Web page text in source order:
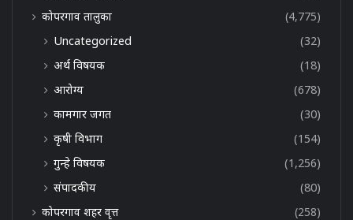
कोपरगाव तालुका
(4,775)
Uncategorized
(32)
अर्थ विषयक
(18)
आरोग्य
(678)
कामगार जगत
(30)
कृषी विभाग
(154)
गुन्हे विषयक
(1,256)
संपादकीय
(80)
कोपरगाव शहर वृत्त
(258)